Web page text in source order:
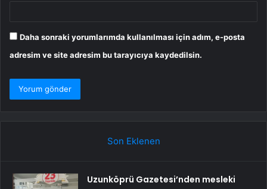
Daha sonraki yorumlarımda kullanılması için adım, e-posta
adresim ve site adresim bu tarayıcıya kaydedilsin.
Son Eklenen
Uzunköprü Gazetesi’nden mesleki